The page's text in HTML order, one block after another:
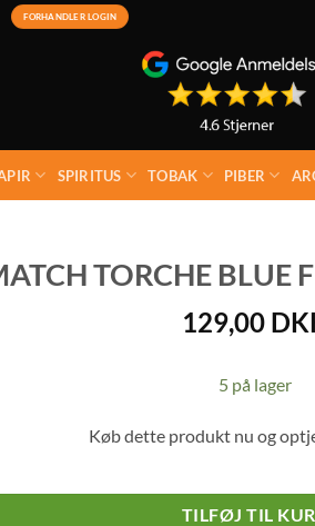
FORHANDLER LOGIN
SPIRITUS TOBAK PIBER
TORCHE BLUE
129,00
5 på lager
Køb dette produkt nu og
TILFØJ TIL